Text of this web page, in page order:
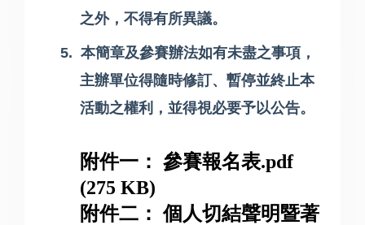
之外，不得有所異議。
5. 本簡章及參賽辦法如有未盡之事項，
主辦單位得隨時修訂、暫停並終止本
活動之權利，並得視必要予以公告。
附件一： 參賽報名表.pdf
(275 KB)
附件二： 個人切結聲明暨著